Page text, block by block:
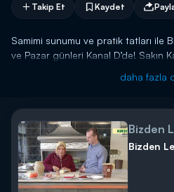
Takip Et Kaydet
Samimi sunumu ve pratik tatları ile
ve Pazar günleri Kanal D’de! Sakın
daha fazla
Bizden
Bizden